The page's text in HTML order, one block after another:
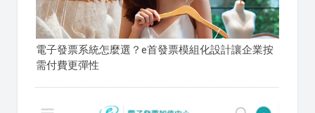
電子發票系統怎麼選？e首發票模組化設計讓企業按
需付費更彈性